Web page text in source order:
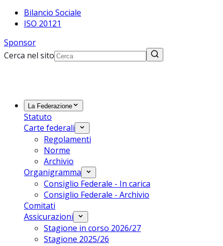
Bilancio Sociale
ISO 20121
Sponsor
Cerca nel sito
La Federazione
Statuto
Carte federali
Regolamenti
Norme
Archivio
Organigramma
Consiglio Federale - In carica
Consiglio Federale - Archivio
Comitati
Assicurazioni
Stagione in corso 2026/27
Stagione 2025/26